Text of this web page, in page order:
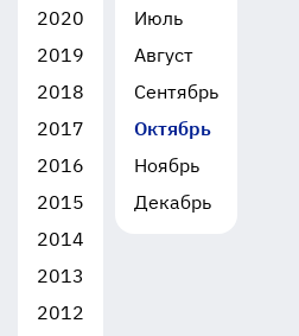
2020
2019
2018
2017
2016
2015
2014
2013
2012
Июль
Август
Сентябрь
Октябрь
Ноябрь
Декабрь